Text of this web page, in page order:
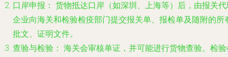
口岸申报： 货物抵达口岸（如深圳、上海等）后，由报关
企业向海关和检验检疫部门提交报关单、报检单及随附的所
批文、证明文件。
查验与检验： 海关会审核单证，并可能进行货物查验。检